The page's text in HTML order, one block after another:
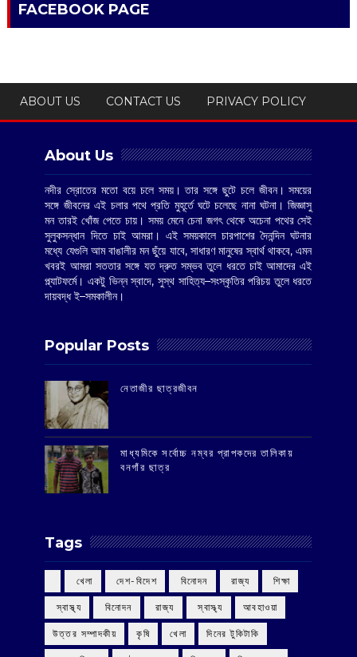
FACEBOOK PAGE
ABOUT US CONTACT US PRIVACY POLICY
About Us
নদীর স্রোতের মতো বয়ে চলে সময়। তার সঙ্গে ছুটে চলে জীবন। সময়ের
সঙ্গে জীবনের এই চলার পথে প্রতি মুহূর্তে ঘটে চলেছে নানা ঘটনা। জিজ্ঞাসু
মন তারই খোঁজ পেতে চায়। সময় মেনে চেনা জগৎ থেকে অচেনা পথের সেই
সুলুকসন্ধান দিতে চাই আমরা। এই সময়কালে চারপাশের দৈনন্দিন ঘটনার
মধ্যে যেগুলি আম বাঙালীর মন ছুঁয়ে যাবে, সাধারণ মানুষের স্বার্থ থাকবে, এমন
খবরই আমরা সততার সঙ্গে যত দ্রুত সম্ভব তুলে ধরতে চাই আমাদের এই
প্ল্যাটফর্মে। একটু ভিন্ন স্বাদে, সুস্থ সাহিত্য–সংস্কৃতির পরিচয় তুলে ধরতে
দায়বদ্ধ ই–সমকালীন।
Popular Posts
‌নেতাজীর ছাত্রজীবন
মাধ্যমিকে সর্বোচ্চ নম্বর প্রাপকদের তালিকায়
বনগাঁর ছাত্র
Tags
‌ খেলা ‌ দেশ-বিদেশ ‌ বিনোদন ‌ রাজ্য ‌ শিক্ষা
‌ স্বাস্থ্য ‌ বিনোদন ‌ রাজ্য ‌ স্বাস্থ্য আবহাওয়া
উত্তর সম্পাদকীয় কৃষি খেলা দিনের টুকিটাকি